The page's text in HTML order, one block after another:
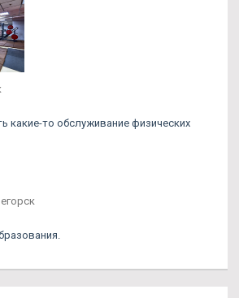
какие-то обслуживание физических